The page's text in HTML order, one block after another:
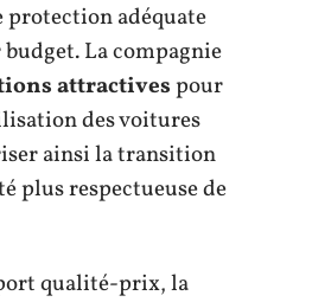
protection adéquate
La compagnie
attractivespour
des voitures
ainsi la transition
plus respectueuse de
qualité-prix, la